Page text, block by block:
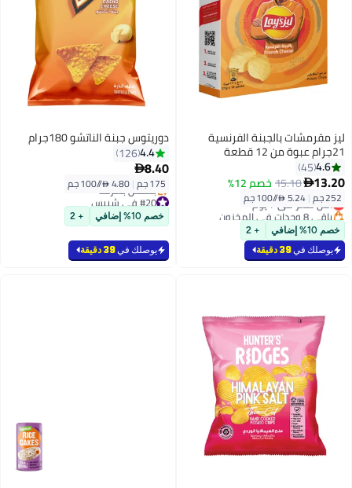
ليز مقرمشات بالجبنة الفرنسية
21جرام عبوة من 12 قطعة
4.6
45
13.20
15.10خصم 12%
252 جم |
أقل سعر في 7 يوم
باقي 8 وحدات في المخزون
أقل سعر في 7 يوم
خصم 10% إضافي + 2
يوصلك في39 دقيقة
دوريتوس جبنة الناتشو 180جرام
4.4
126
8.40
175 جم |
#20 في شيبس
أقل سعر في 7 يوم
بتخلّص بسرعة
#20 في شيبس
خصم 10% إضافي + 2
يوصلك في39 دقيقة